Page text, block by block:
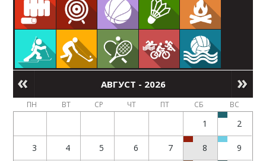
АВГУСТ - 2026
ПН ВТ СР ЧТ ПТ СБ ВС
1 2
3 4 5 6 7 8 9